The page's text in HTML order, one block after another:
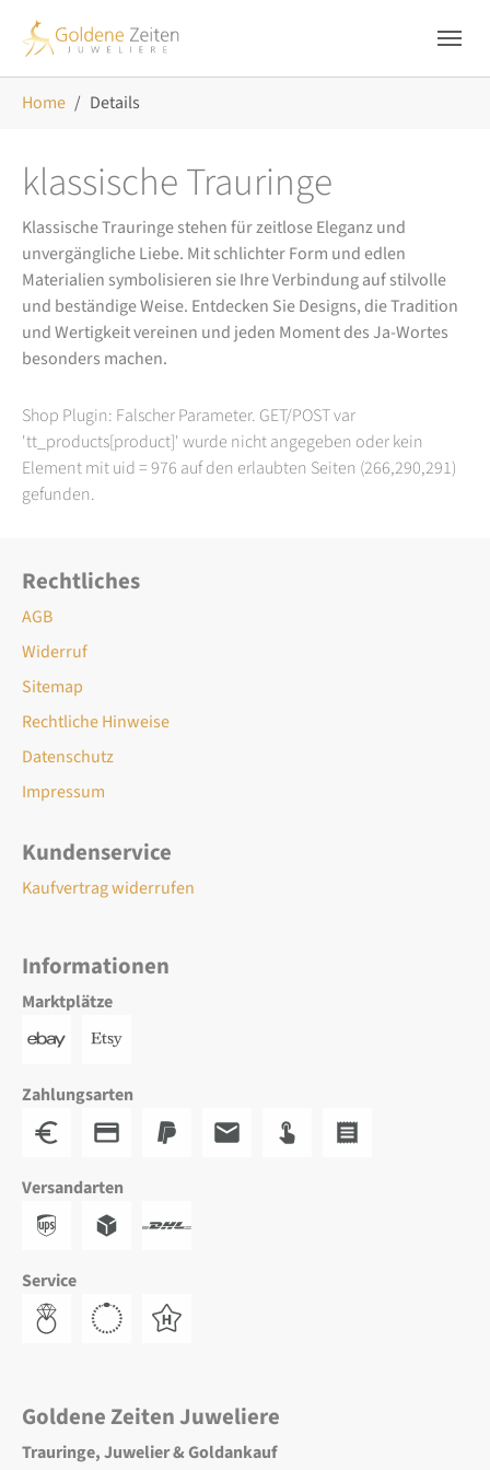
Home Details
klassische Trauringe
Klassische Trauringe stehen für zeitlose Eleganz und
unvergängliche Liebe. Mit schlichter Form und edlen
Materialien symbolisieren sie Ihre Verbindung auf stilvolle
und beständige Weise. Entdecken Sie Designs, die Tradition
und Wertigkeit vereinen und jeden Moment des Ja-Wortes
besonders machen.
Shop Plugin: Falscher Parameter. GET/POST var
'tt_products[product]' wurde nicht angegeben oder kein
Element mit uid = 976 auf den erlaubten Seiten (266,290,291)
gefunden.
Rechtliches
AGB
Widerruf
Sitemap
Rechtliche Hinweise
Datenschutz
Impressum
Kundenservice
Kaufvertrag widerrufen
Informationen
Marktplätze
Zahlungsarten
Versandarten
Service
Goldene Zeiten Juweliere
Trauringe, Juwelier & Goldankauf